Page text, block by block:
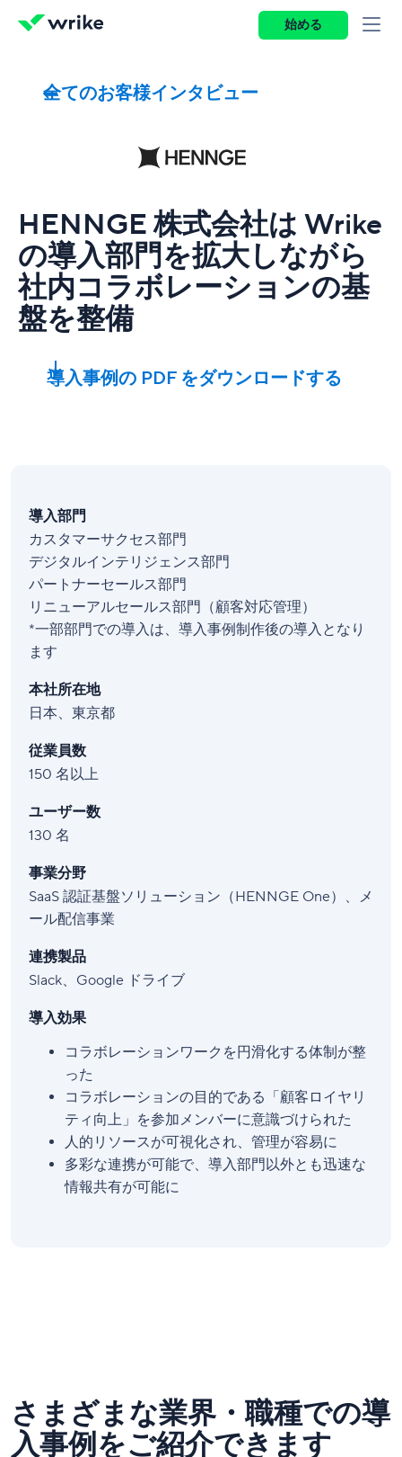
始める
全てのお客様インタビュー
HENNGE 株式会社は Wrike
の導入部門を拡大しながら
社内コラボレーションの基
盤を整備
導入事例の PDF をダウンロードする
導入部門
カスタマーサクセス部門
デジタルインテリジェンス部門
パートナーセールス部門
リニューアルセールス部門（顧客対応管理）
*一部部門での導入は、導入事例制作後の導入となり
ます
本社所在地
日本、東京都
従業員数
150 名以上
ユーザー数
130 名
事業分野
SaaS 認証基盤ソリューション（HENNGE One）、メ
ール配信事業
連携製品
Slack、Google ドライブ
導入効果
コラボレーションワークを円滑化する体制が整
った
コラボレーションの目的である「顧客ロイヤリ
ティ向上」を参加メンバーに意識づけられた
人的リソースが可視化され、管理が容易に
多彩な連携が可能で、導入部門以外とも迅速な
情報共有が可能に
さまざまな業界・職種での導
入事例をご紹介できます